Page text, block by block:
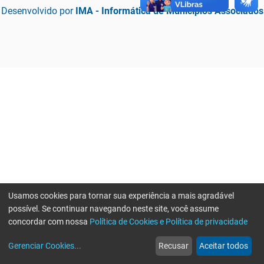
Desenvolvido por IMA - Informática de Municípios Associados
web
Notícias
more_horiz
Mais
Usamos cookies para tornar sua experiência a mais agradável
possível. Se continuar navegando neste site, você assume
concordar com nossa Política de Cookies e Política de privacidade
Gerenciar Cookies... Recusar Aceitar todos
Erro ao enviar informações, por favor tente novamente